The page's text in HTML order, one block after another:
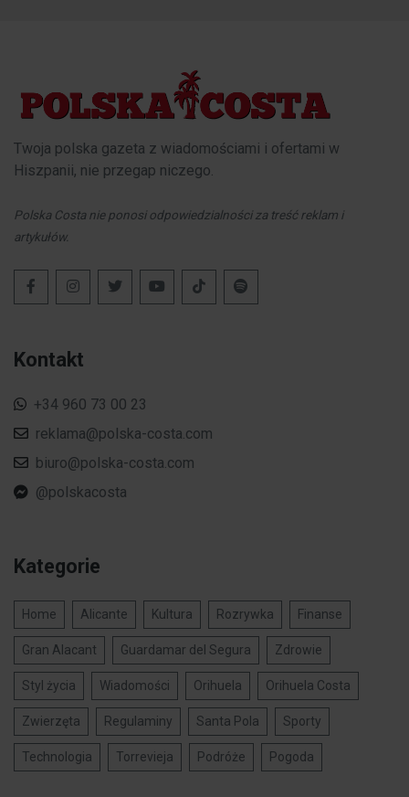
Twoja polska gazeta z wiadomościami i ofertami w
Hiszpanii, nie przegap niczego.
Polska Costa nie ponosi odpowiedzialności za treść reklam i
artykułów.
Kontakt
+34 960 73 00 23
reklama@polska-costa.com
biuro@polska-costa.com
@polskacosta
Kategorie
Home Alicante Kultura Rozrywka Finanse
Gran Alacant Guardamar del Segura Zdrowie
Styl życia Wiadomości Orihuela Orihuela Costa
Zwierzęta Regulaminy Santa Pola Sporty
Technologia Torrevieja Podróże Pogoda